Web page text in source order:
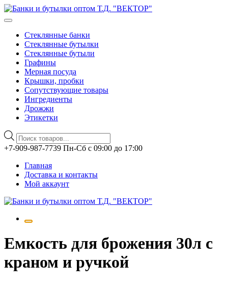
Стеклянные банки
Стеклянные бутылки
Стеклянные бутыли
Графины
Мерная посуда
Крышки, пробки
Сопутствующие товары
Ингредиенты
Дрожжи
Этикетки
Поиск
товаров
Перейти
содержимому
+7-909-987-7739 Пн-Сб с 09:00 до 17:00
Главная
Доставка и контакты
Мой аккаунт
Емкость для брожения 30л с
краном и ручкой